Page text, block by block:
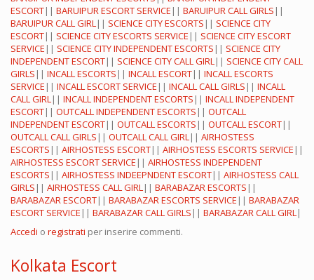
ESCORT|| BARUIPUR ESCORT SERVICE || BARUIPUR CALL GIRLS ||
BARUIPUR CALL GIRL|| SCIENCE CITY ESCORTS || SCIENCE CITY
ESCORT|| SCIENCE CITY ESCORTS SERVICE || SCIENCE CITY ESCORT
SERVICE || SCIENCE CITY INDEPENDENT ESCORTS || SCIENCE CITY
INDEPENDENT ESCORT|| SCIENCE CITY CALL GIRL|| SCIENCE CITY CALL
GIRLS || INCALL ESCORTS || INCALL ESCORT|| INCALL ESCORTS
SERVICE || INCALL ESCORT SERVICE || INCALL CALL GIRLS || INCALL
CALL GIRL|| INCALL INDEPENDENT ESCORTS || INCALL INDEPENDENT
ESCORT|| OUTCALL INDEPENDENT ESCORTS || OUTCALL
INDEPENDENT ESCORT|| OUTCALL ESCORTS || OUTCALL ESCORT||
OUTCALL CALL GIRLS || OUTCALL CALL GIRL|| AIRHOSTESS
ESCORTS || AIRHOSTESS ESCORT|| AIRHOSTESS ESCORTS SERVICE ||
AIRHOSTESS ESCORT SERVICE || AIRHOSTESS INDEPENDENT
ESCORTS || AIRHOSTESS INDEEPNDENT ESCORT|| AIRHOSTESS CALL
GIRLS || AIRHOSTESS CALL GIRL|| BARABAZAR ESCORTS ||
BARABAZAR ESCORT|| BARABAZAR ESCORTS SERVICE || BARABAZAR
ESCORT SERVICE || BARABAZAR CALL GIRLS || BARABAZAR CALL GIRL|
Accedi o registrati per inserire commenti.
Kolkata Escort